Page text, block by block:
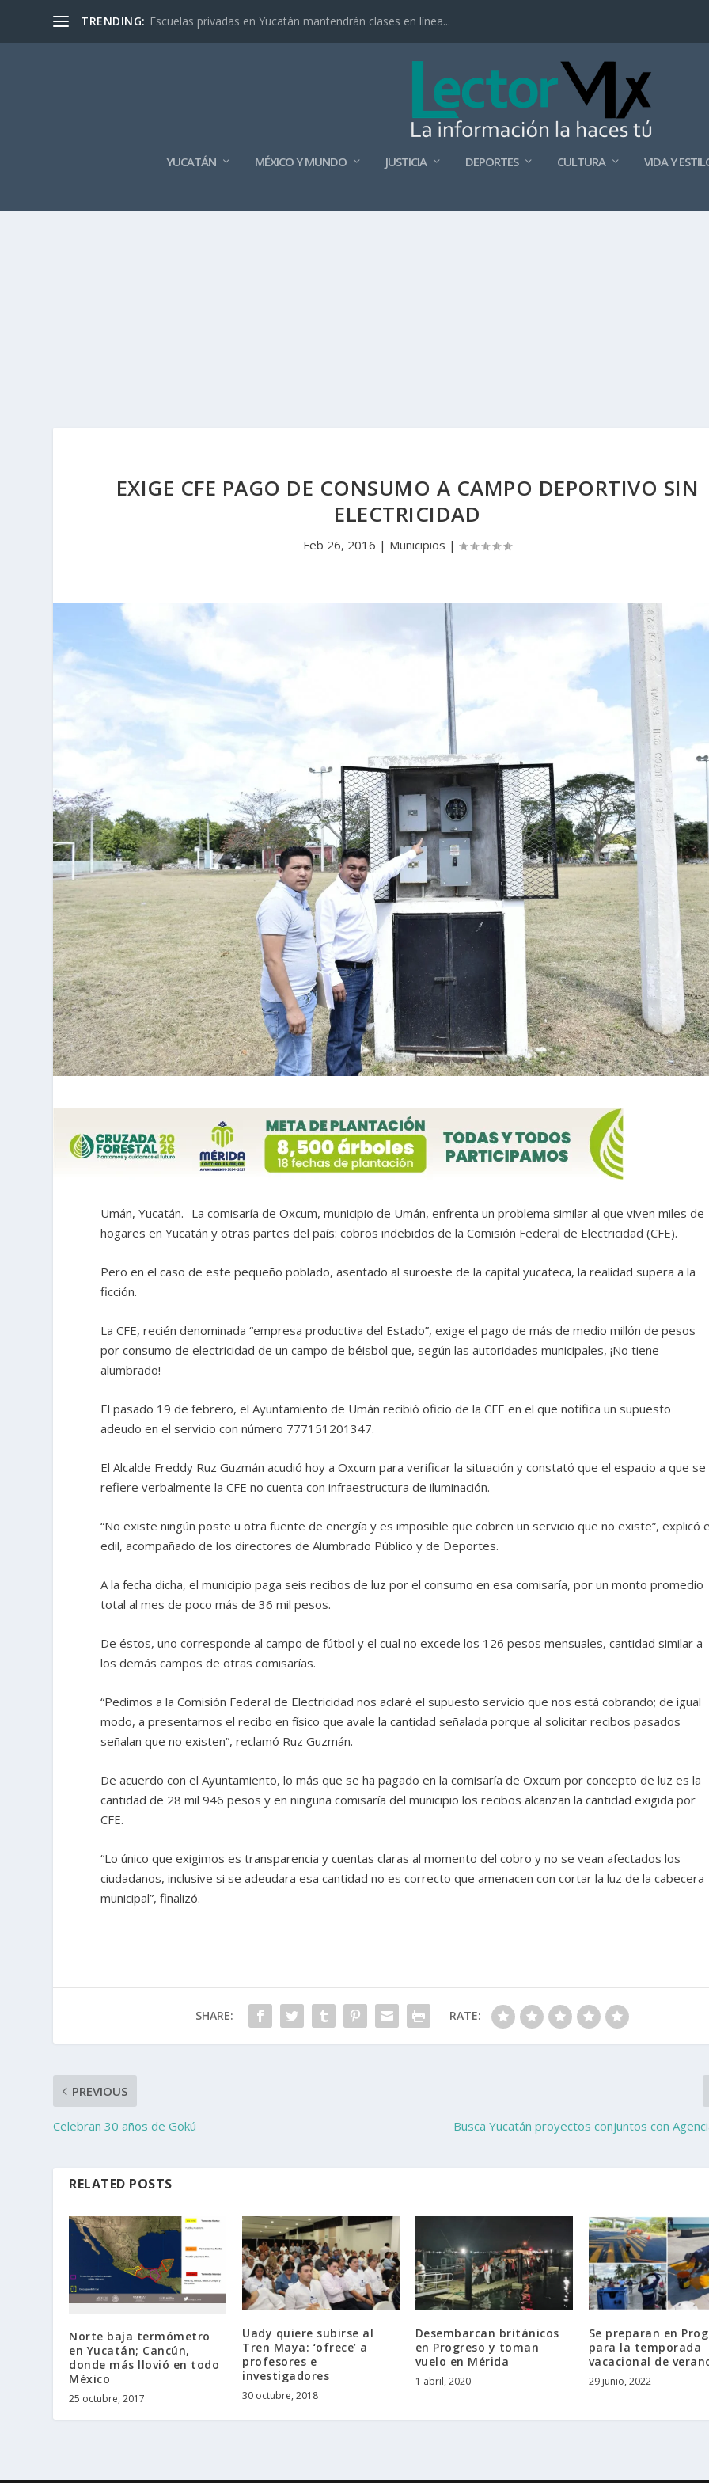
TRENDING: Escuelas privadas en Yucatán mantendrán clases en línea...
YUCATÁN MÉXICO Y MUNDO JUSTICIA DEPORTES CULTURA VIDA Y
EXIGE CFE PAGO DE CONSUMO A CAMPO DEPORTIVO SIN
ELECTRICIDAD
Feb 26, 2016 | Municipios |
Umán, Yucatán.- La comisaría de Oxcum, municipio de Umán, enfrenta un problema similar al que viven miles de
hogares en Yucatán y otras partes del país: cobros indebidos de la Comisión Federal de Electricidad (CFE).
Pero en el caso de este pequeño poblado, asentado al suroeste de la capital yucateca, la realidad supera a la
ficción.
La CFE, recién denominada “empresa productiva del Estado”, exige el pago de más de medio millón de pesos
por consumo de electricidad de un campo de béisbol que, según las autoridades municipales, ¡No tiene
alumbrado!
El pasado 19 de febrero, el Ayuntamiento de Umán recibió oficio de la CFE en el que notifica un supuesto
adeudo en el servicio con número 777151201347.
El Alcalde Freddy Ruz Guzmán acudió hoy a Oxcum para verificar la situación y constató que el espacio a que se
refiere verbalmente la CFE no cuenta con infraestructura de iluminación.
“No existe ningún poste u otra fuente de energía y es imposible que cobren un servicio que no existe”, explicó
edil, acompañado de los directores de Alumbrado Público y de Deportes.
A la fecha dicha, el municipio paga seis recibos de luz por el consumo en esa comisaría, por un monto promedio
total al mes de poco más de 36 mil pesos.
De éstos, uno corresponde al campo de fútbol y el cual no excede los 126 pesos mensuales, cantidad similar a
los demás campos de otras comisarías.
“Pedimos a la Comisión Federal de Electricidad nos aclaré el supuesto servicio que nos está cobrando; de igual
modo, a presentarnos el recibo en físico que avale la cantidad señalada porque al solicitar recibos pasados
señalan que no existen”, reclamó Ruz Guzmán.
De acuerdo con el Ayuntamiento, lo más que se ha pagado en la comisaría de Oxcum por concepto de luz es la
cantidad de 28 mil 946 pesos y en ninguna comisaría del municipio los recibos alcanzan la cantidad exigida por
CFE.
“Lo único que exigimos es transparencia y cuentas claras al momento del cobro y no se vean afectados los
ciudadanos, inclusive si se adeudara esa cantidad no es correcto que amenacen con cortar la luz de la cabecera
municipal”, finalizó.
SHARE: RATE:
PREVIOUS
Celebran 30 años de Gokú Busca Yucatán proyectos conjuntos con
RELATED POSTS
Norte baja termómetro
en Yucatán; Cancún,
donde más llovió en todo
México
25 octubre, 2017
Uady quiere subirse al
Tren Maya: ‘ofrece’ a
profesores e
investigadores
30 octubre, 2018
Desembarcan británicos
en Progreso y toman
vuelo en Mérida
1 abril, 2020
Se preparan en
para la temporada
vacacional de
29 junio, 2022